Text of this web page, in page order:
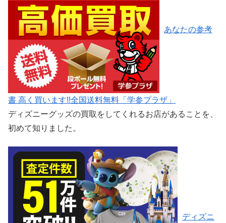
あなたの参考
書 高く買います!!全国送料無料「学参プラザ」
ディズニーグッズの買取をしてくれるお店があることを、
初めて知りました。
ディズニ